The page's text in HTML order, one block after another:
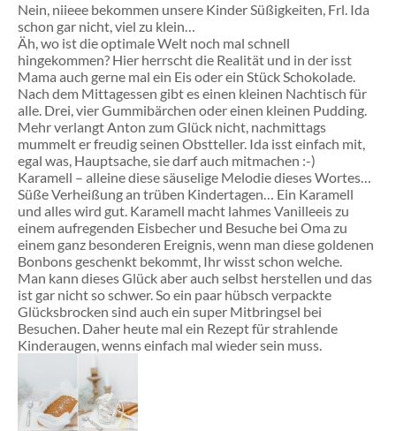
Nein, niieee bekommen unsere Kinder Süßigkeiten, Frl. Ida
schon gar nicht, viel zu klein…
Äh, wo ist die optimale Welt noch mal schnell
hingekommen? Hier herrscht die Realität und in der isst
Mama auch gerne mal ein Eis oder ein Stück Schokolade.
Nach dem Mittagessen gibt es einen kleinen Nachtisch für
alle. Drei, vier Gummibärchen oder einen kleinen Pudding.
Mehr verlangt Anton zum Glück nicht, nachmittags
mummelt er freudig seinen Obstteller. Ida isst einfach mit,
egal was, Hauptsache, sie darf auch mitmachen :-)
Karamell – alleine diese säuselige Melodie dieses Wortes…
Süße Verheißung an trüben Kindertagen… Ein Karamell
und alles wird gut. Karamell macht lahmes Vanilleeis zu
einem aufregenden Eisbecher und Besuche bei Oma zu
einem ganz besonderen Ereignis, wenn man diese goldenen
Bonbons geschenkt bekommt, Ihr wisst schon welche.
Man kann dieses Glück aber auch selbst herstellen und das
ist gar nicht so schwer. So ein paar hübsch verpackte
Glücksbrocken sind auch ein super Mitbringsel bei
Besuchen. Daher heute mal ein Rezept für strahlende
Kinderaugen, wenns einfach mal wieder sein muss.